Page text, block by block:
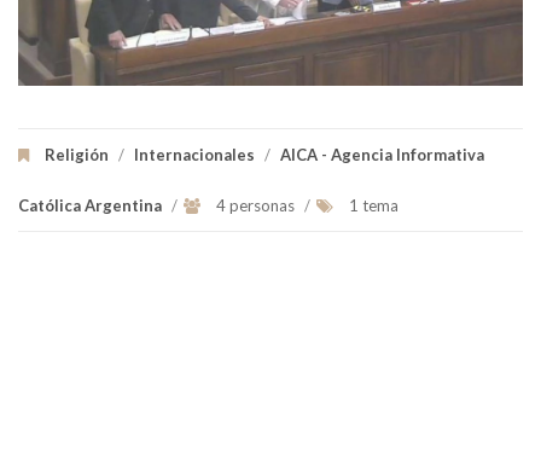
Religión / Internacionales / AICA - Agencia Informativa
Católica Argentina / 4 personas / 1 tema